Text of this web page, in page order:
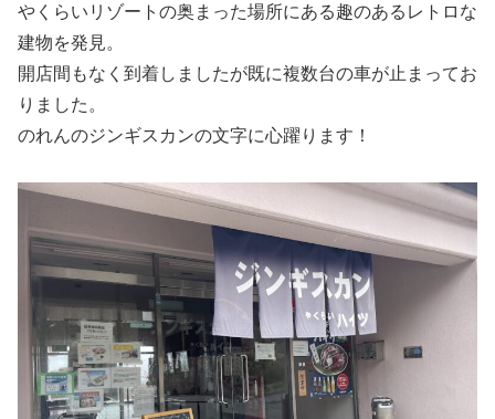
やくらいリゾートの奥まった場所にある趣のあるレトロな
建物を発見。
開店間もなく到着しましたが既に複数台の車が止まってお
りました。
のれんのジンギスカンの文字に心躍ります！